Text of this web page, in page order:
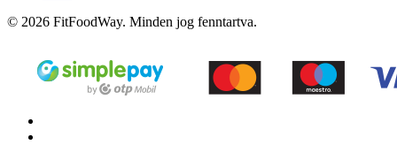
© 2026 FitFoodWay. Minden jog fenntartva.